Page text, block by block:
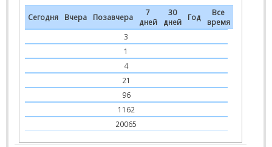
Сегодня Вчера Позавчера
7
дней
30
дней
Год
Все
время
3
1
4
21
96
1162
20065